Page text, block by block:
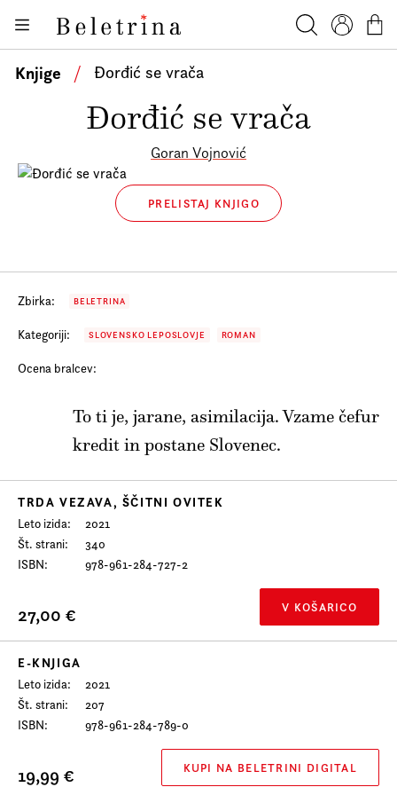
Beletrina
Knjige
Avtorji
Novice
Akcije
Beletrinini projekti
Kontakt
Prijava na e-novice
Foreign Rights
Knjige / Đorđić se vrača
Đorđić se vrača
Goran Vojnović
PRELISTAJ KNJIGO
Zbirka: BELETRINA
Kategoriji: SLOVENSKO LEPOSLOVJE ROMAN
Ocena bralcev:
To ti je, jarane, asimilacija. Vzame čefur
kredit in postane Slovenec.
TRDA VEZAVA, ŠČITNI OVITEK
Leto izida
2021
Št. strani
340
ISBN
978-961-284-727-2
27,00 € V KOŠARICO
E-KNJIGA
Leto izida
2021
Št. strani
207
ISBN
978-961-284-789-0
19,99 € KUPI NA BELETRINI DIGITAL